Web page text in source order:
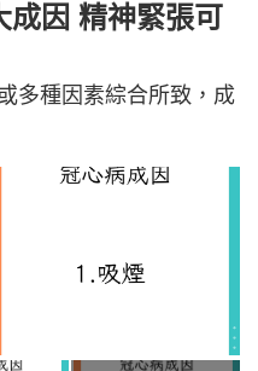
成因 精神緊張可
多種因素綜合所致，成